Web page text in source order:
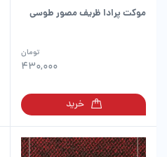
موکت پرادا ظریف مصور طوسی
430,000
تومان
خرید